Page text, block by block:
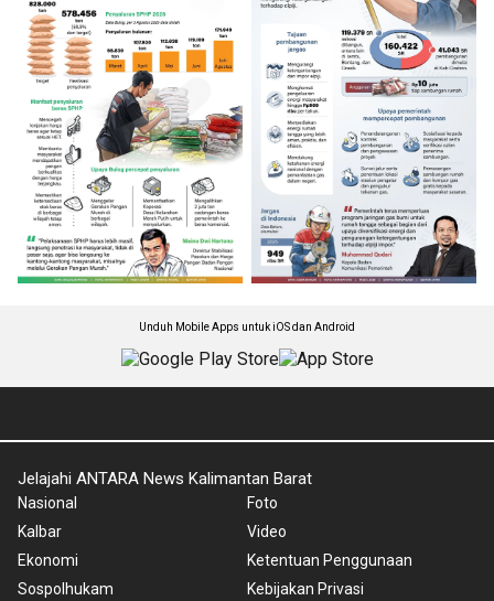
Unduh Mobile Apps untuk iOS dan Android
Jelajahi ANTARA News Kalimantan Barat
Nasional
Kalbar
Ekonomi
Sospolhukam
Foto
Video
Ketentuan Penggunaan
Kebijakan Privasi